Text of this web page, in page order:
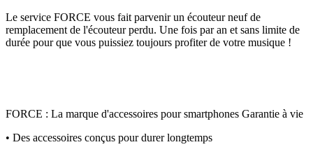
Le service FORCE vous fait parvenir un écouteur neuf de
remplacement de l'écouteur perdu. Une fois par an et sans limite de
durée pour que vous puissiez toujours profiter de votre musique !
FORCE : La marque d'accessoires pour smartphones Garantie à vie
• Des accessoires conçus pour durer longtemps